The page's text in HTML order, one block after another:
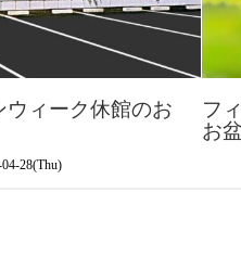
ウィーク休館のお
28(Thu)
フ
お